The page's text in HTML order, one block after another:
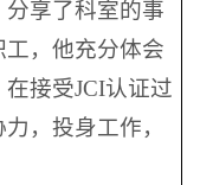
享了科室的事
，他充分体会
接受JCI认证过
，投身工作，